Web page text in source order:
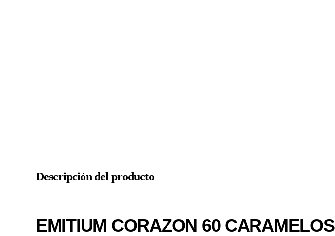
Descripción del producto
EMITIUM CORAZON 60